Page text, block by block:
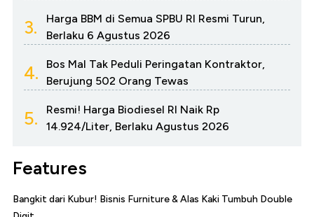
3.
Harga BBM di Semua SPBU RI Resmi Turun,
Berlaku 6 Agustus 2026
4.
Bos Mal Tak Peduli Peringatan Kontraktor,
Berujung 502 Orang Tewas
5.
Resmi! Harga Biodiesel RI Naik Rp
14.924/Liter, Berlaku Agustus 2026
Features
Bangkit dari Kubur! Bisnis Furniture & Alas Kaki Tumbuh Double